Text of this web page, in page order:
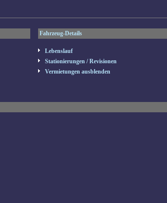
Fahrzeug-Details
Lebenslauf
Stationierungen / Revisionen
Vermietungen ausblenden